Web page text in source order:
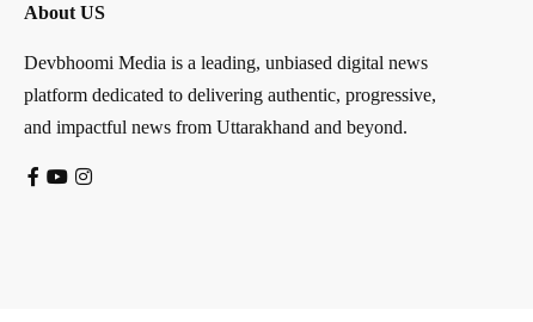
About US
Devbhoomi Media is a leading, unbiased digital news
platform dedicated to delivering authentic, progressive,
and impactful news from Uttarakhand and beyond.